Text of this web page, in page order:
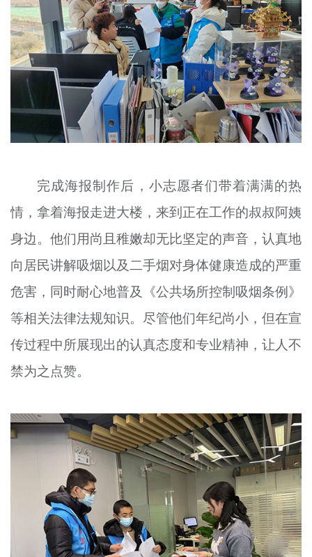
完成海报制作后，小志愿者们带着满满的热
情，拿着海报走进大楼，来到正在工作的叔叔阿姨
身边。他们用尚且稚嫩却无比坚定的声音，认真地
向居民讲解吸烟以及二手烟对身体健康造成的严重
危害，同时耐心地普及《公共场所控制吸烟条例》
等相关法律法规知识。尽管他们年纪尚小，但在宣
传过程中所展现出的认真态度和专业精神，让人不
禁为之点赞。